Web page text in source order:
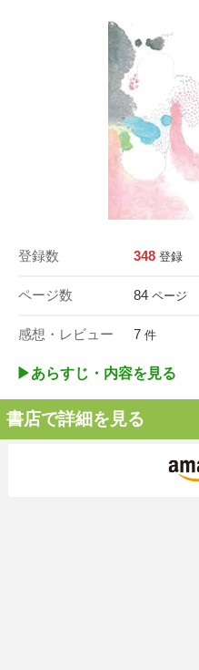
登録数 348 登録
ページ数 84 ページ
感想・レビュー 7 件
▶︎あらすじ・内容を見る
書店で詳細を見る